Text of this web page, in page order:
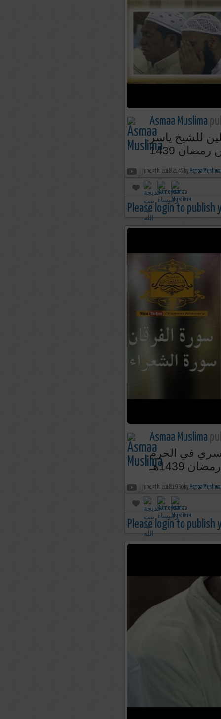
Asmaa Muslima
للشيخ ياسر
june 4th, 2018 21:45 by Asmaa Muslima
Please login to publish
Asmaa Muslima
في الحرم
1439هـ
june 4th, 2018 19:30 by Asmaa Muslima
Please login to publish